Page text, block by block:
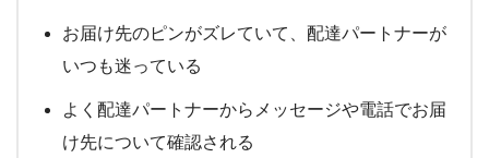
お届け先のピンがズレていて、配達パートナーが
いつも迷っている
よく配達パートナーからメッセージや電話でお届
け先について確認される